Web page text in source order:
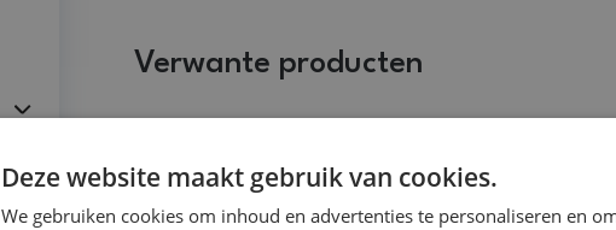
Verwante producten
Deze website maakt gebruik van cookies.
We gebruiken cookies om inhoud en advertenties te personaliseren en